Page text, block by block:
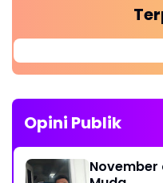
Opini Publik
November